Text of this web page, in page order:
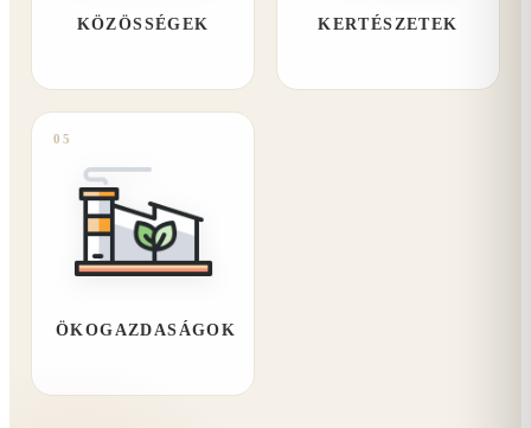
KÖZÖSSÉGEK KERTÉSZETEK
05
ÖKOGAZDASÁGOK